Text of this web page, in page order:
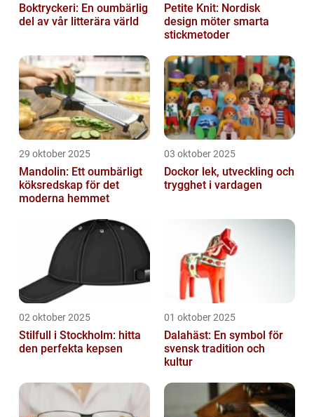
Boktryckeri: En oumbärlig
del av vår litterära värld
Petite Knit: Nordisk
design möter smarta
stickmetoder
29 oktober 2025
Mandolin: Ett oumbärligt
köksredskap för det
moderna hemmet
03 oktober 2025
Dockor lek, utveckling och
trygghet i vardagen
02 oktober 2025
Stilfull i Stockholm: hitta
den perfekta kepsen
01 oktober 2025
Dalahäst: En symbol för
svensk tradition och
kultur